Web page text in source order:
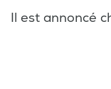
Il est annoncé